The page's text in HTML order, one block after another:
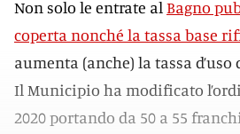
Non solo le entrate al Bagno
coperta nonché la tassa base
aumenta (anche) la tassa
Il Municipio ha modificato
2020 portando da 50 a 55